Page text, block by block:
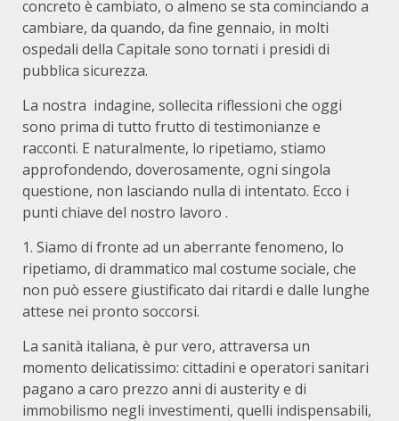
concreto è cambiato, o almeno se sta cominciando a
cambiare, da quando, da fine gennaio, in molti
ospedali della Capitale sono tornati i presidi di
pubblica sicurezza.
La nostra indagine, sollecita riflessioni che oggi
sono prima di tutto frutto di testimonianze e
racconti. E naturalmente, lo ripetiamo, stiamo
approfondendo, doverosamente, ogni singola
questione, non lasciando nulla di intentato. Ecco i
punti chiave del nostro lavoro .
1. Siamo di fronte ad un aberrante fenomeno, lo
ripetiamo, di drammatico mal costume sociale, che
non può essere giustificato dai ritardi e dalle lunghe
attese nei pronto soccorsi.
La sanità italiana, è pur vero, attraversa un
momento delicatissimo: cittadini e operatori sanitari
pagano a caro prezzo anni di austerity e di
immobilismo negli investimenti, quelli indispensabili,